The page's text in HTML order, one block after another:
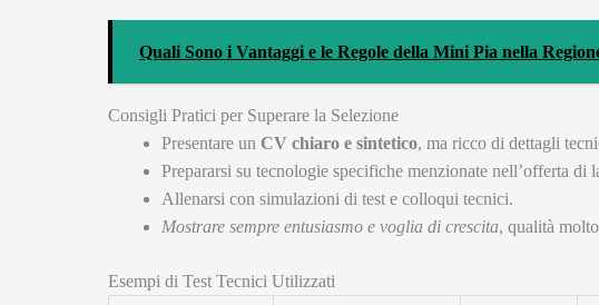
Quali Sono i Vantaggi e le Regole della Mini Pia nella
Consigli Pratici per Superare la Selezione
Presentare un CV chiaro e sintetico, ma ricco di dettagli
Prepararsi su tecnologie specifiche menzionate nell’offerta di
Allenarsi con simulazioni di test e colloqui tecnici.
Mostrare sempre entusiasmo e voglia di crescita, qualità
Esempi di Test Tecnici Utilizzati